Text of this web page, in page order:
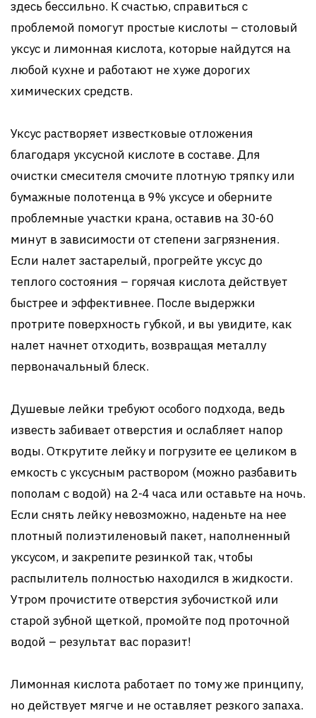
здесь бессильно. К счастью, справиться с
проблемой помогут простые кислоты – столовый
уксус и лимонная кислота, которые найдутся на
любой кухне и работают не хуже дорогих
химических средств.
Уксус растворяет известковые отложения
благодаря уксусной кислоте в составе. Для
очистки смесителя смочите плотную тряпку или
бумажные полотенца в 9% уксусе и оберните
проблемные участки крана, оставив на 30-60
минут в зависимости от степени загрязнения.
Если налет застарелый, прогрейте уксус до
теплого состояния – горячая кислота действует
быстрее и эффективнее. После выдержки
протрите поверхность губкой, и вы увидите, как
налет начнет отходить, возвращая металлу
первоначальный блеск.
Душевые лейки требуют особого подхода, ведь
известь забивает отверстия и ослабляет напор
воды. Открутите лейку и погрузите ее целиком в
емкость с уксусным раствором (можно разбавить
пополам с водой) на 2-4 часа или оставьте на ночь.
Если снять лейку невозможно, наденьте на нее
плотный полиэтиленовый пакет, наполненный
уксусом, и закрепите резинкой так, чтобы
распылитель полностью находился в жидкости.
Утром прочистите отверстия зубочисткой или
старой зубной щеткой, промойте под проточной
водой – результат вас поразит!
Лимонная кислота работает по тому же принципу,
но действует мягче и не оставляет резкого запаха.